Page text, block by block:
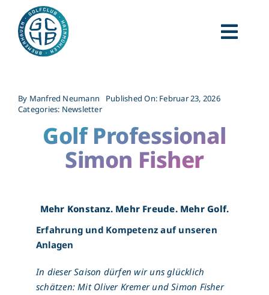
Inhalt
springen
Für Gäste
Für Unternehmen
Kontakt
By Manfred Neumann
Published On: Februar 23, 2026
Categories: Newsletter
Golf Professional
Simon Fisher
Mehr Konstanz. Mehr Freude. Mehr Golf.
Erfahrung und Kompetenz auf unseren
Anlagen
In dieser Saison dürfen wir uns glücklich
schätzen: Mit Oliver Kremer und Simon Fisher